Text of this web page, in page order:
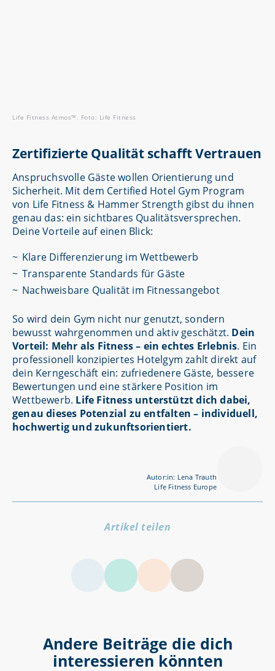
Life Fitness Atmos™. Foto: Life Fitness
Zertifizierte Qualität schafft Vertrauen
Anspruchsvolle Gäste wollen Orientierung und
Sicherheit. Mit dem Certified Hotel Gym Program
von Life Fitness & Hammer Strength gibst du ihnen
genau das: ein sichtbares Qualitätsversprechen.
Deine Vorteile auf einen Blick:
Klare Differenzierung im Wettbewerb
Transparente Standards für Gäste
Nachweisbare Qualität im Fitnessangebot
So wird dein Gym nicht nur genutzt, sondern
bewusst wahrgenommen und aktiv geschätzt. Dein
Vorteil: Mehr als Fitness – ein echtes Erlebnis. Ein
professionell konzipiertes Hotelgym zahlt direkt auf
dein Kerngeschäft ein: zufriedenere Gäste, bessere
Bewertungen und eine stärkere Position im
Wettbewerb. Life Fitness unterstützt dich dabei,
genau dieses Potenzial zu entfalten – individuell,
hochwertig und zukunftsorientiert.
Autor:in: Lena Trauth
Life Fitness Europe
Artikel teilen
LinkedIn
Facebook
Twitter
Andere Beiträge die dich
interessieren könnten